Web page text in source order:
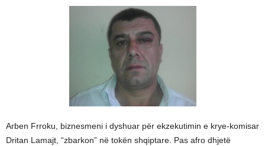
Arben Frroku, biznesmeni i dyshuar për ekzekutimin e krye-komisar
Dritan Lamajt, “zbarkon” në tokën shqiptare. Pas afro dhjetë